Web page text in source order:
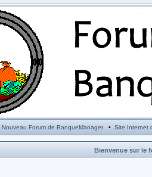
Nouveau Forum de BanqueManager• Site Internet
Bienvenue sur le